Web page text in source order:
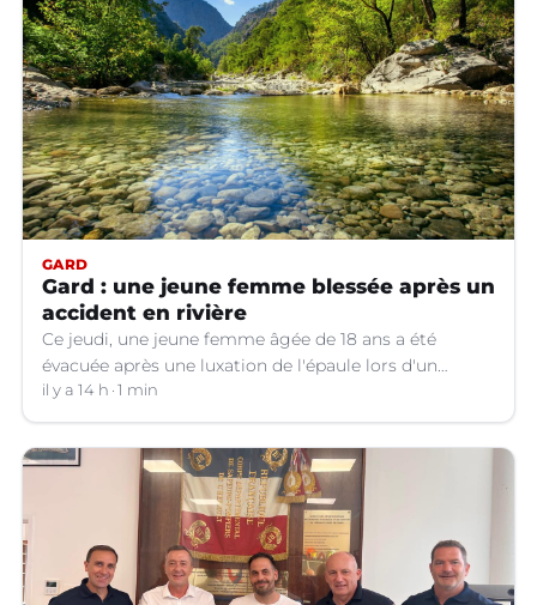
GARD
Gard : une jeune femme blessée après un
accident en rivière
Ce jeudi, une jeune femme âgée de 18 ans a été
évacuée après une luxation de l'épaule lors d'un
plongeon dans une rivière à Saint-André-de-
Valborgne (Gard).
il y a 14 h 1 min